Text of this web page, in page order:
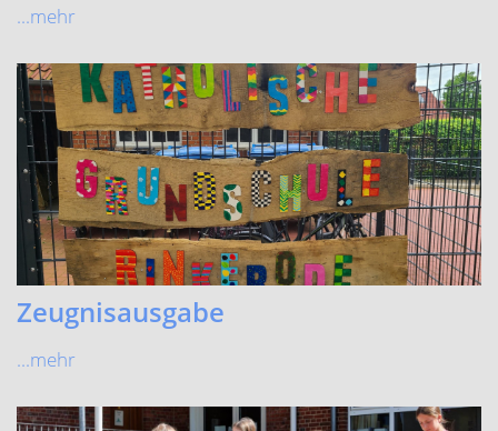
...mehr
Zeugnisausgabe
...mehr